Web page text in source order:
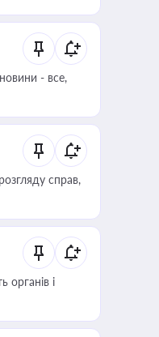
- все,
справ,
органів і